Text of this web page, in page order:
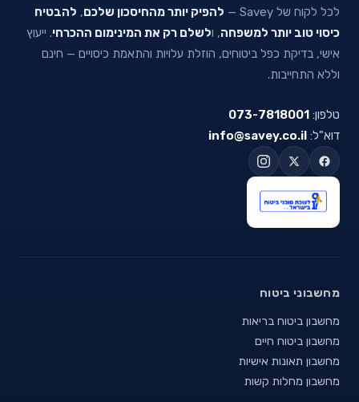
לכל לקוח של Savey —
להפיק יותר מהחיסכון שלכם, להבטיח
כיסוי טוב יותר למשפחה, ולשלם רק את המינימום ההכרחי. ייעוץ
אישי, בדיקת כפל ביטוחים, הוזלת עלויות והתאמת כיסויים — חינם
וללא התחייבות.
טלפון: 073-7818001
דוא"ל: info@savey.co.il
מחשבוני ביטוח
מחשבון ביטוח בריאות
מחשבון ביטוח חיים
מחשבון תאונות אישיות
מחשבון מחלות קשות